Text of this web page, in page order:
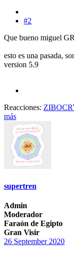
#2
Que bueno miguel
esto es una pasada,
version 5.9
Reacciones:
más
supertren
Admin
Moderador
Faraón de Egipto
Gran Visir
26 September 2020